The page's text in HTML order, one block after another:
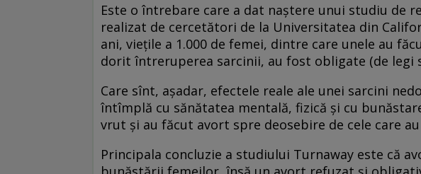
Este o întrebare care a dat naștere unui studiu de
realizat de cercetători de la Universitatea din
ani, viețile a 1.000 de femei, dintre care unele au
dorit întreruperea sarcinii, au fost obligate (de legi
Care sînt, așadar, efectele reale ale unei sarcini
întîmplă cu sănătatea mentală, fizică și cu
vrut și au făcut avort spre deosebire de cele care
Principala concluzie a studiului Turnaway este că